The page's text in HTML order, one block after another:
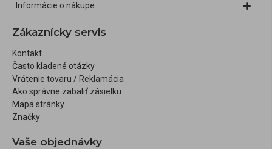
Informácie o nákupe
Zákaznícky servis
Kontakt
Často kladené otázky
Vrátenie tovaru / Reklamácia
Ako správne zabaliť zásielku
Mapa stránky
Značky
Vaše objednávky